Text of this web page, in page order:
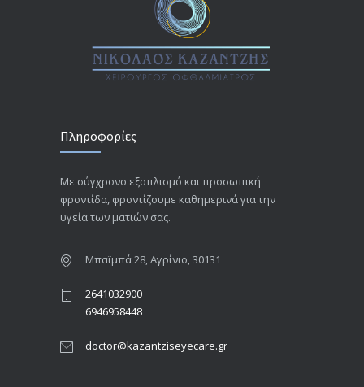
Πληροφορίες
Με σύγχρονο εξοπλισμό και προσωπική
φροντίδα, φροντίζουμε καθημερινά για την
υγεία των ματιών σας.
Μπαϊμπά 28, Αγρίνιο, 30131
2641032900
6946958448
doctor@kazantziseyecare.gr